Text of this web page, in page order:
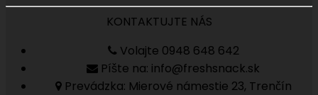
KONTAKTUJTE NÁS
Volajte 0948 648 642
Píšte na: info@freshsnack.sk
Prevádzka: Mierové námestie 23, Trenčín